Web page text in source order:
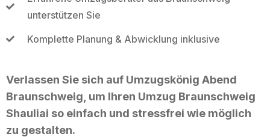
unterstützen Sie
Komplette Planung & Abwicklung inklusive
Verlassen Sie sich auf Umzugskönig Abend
Braunschweig, um Ihren Umzug Braunschweig
Shauliai so einfach und stressfrei wie möglich
zu gestalten.